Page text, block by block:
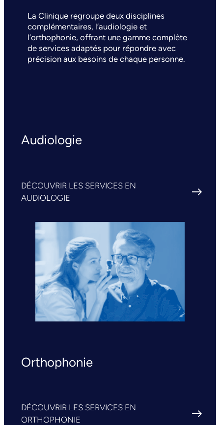
La Clinique regroupe deux disciplines
complémentaires, l’audiologie et
l’orthophonie, offrant une gamme complète
de services adaptés pour répondre avec
précision aux besoins de chaque personne.
Audiologie
DÉCOUVRIR LES SERVICES EN
AUDIOLOGIE
Orthophonie
DÉCOUVRIR LES SERVICES EN
ORTHOPHONIE